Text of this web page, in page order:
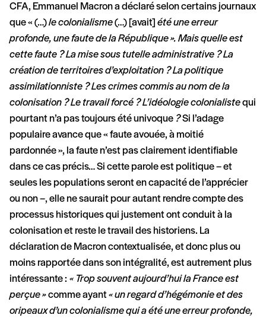
CFA, Emmanuel Macron a déclaré selon certains journaux
que « (…)le colonialisme(…) [avait] été une erreur
profonde, une faute de la République ». Mais quelle est
cette faute ? La mise sous tutelle administrative ? La
création de territoires d’exploitation ? La politique
assimilationniste ? Les crimes commis au nom de la
colonisation ? Le travail forcé ?L’idéologie colonialistequi
pourtant n’a pas toujours été univoque ?Si l’adage
populaire avance que « faute avouée, à moitié
pardonnée », la faute n’est pas clairement identifiable
dans ce cas précis… Si cette parole est politique – et
seules les populations seront en capacité de l’apprécier
ou non –, elle ne saurait pour autant rendre compte des
processus historiques qui justement ont conduit à la
colonisation et reste le travail des historiens. La
déclaration de Macron contextualisée, et donc plus ou
moins rapportée dans son intégralité, est autrement plus
intéressante : « Trop souvent aujourd’hui la France est
perçue »comme ayant« un regard d’hégémonie et des
oripeaux d’un colonialisme qui a été une erreur profonde,